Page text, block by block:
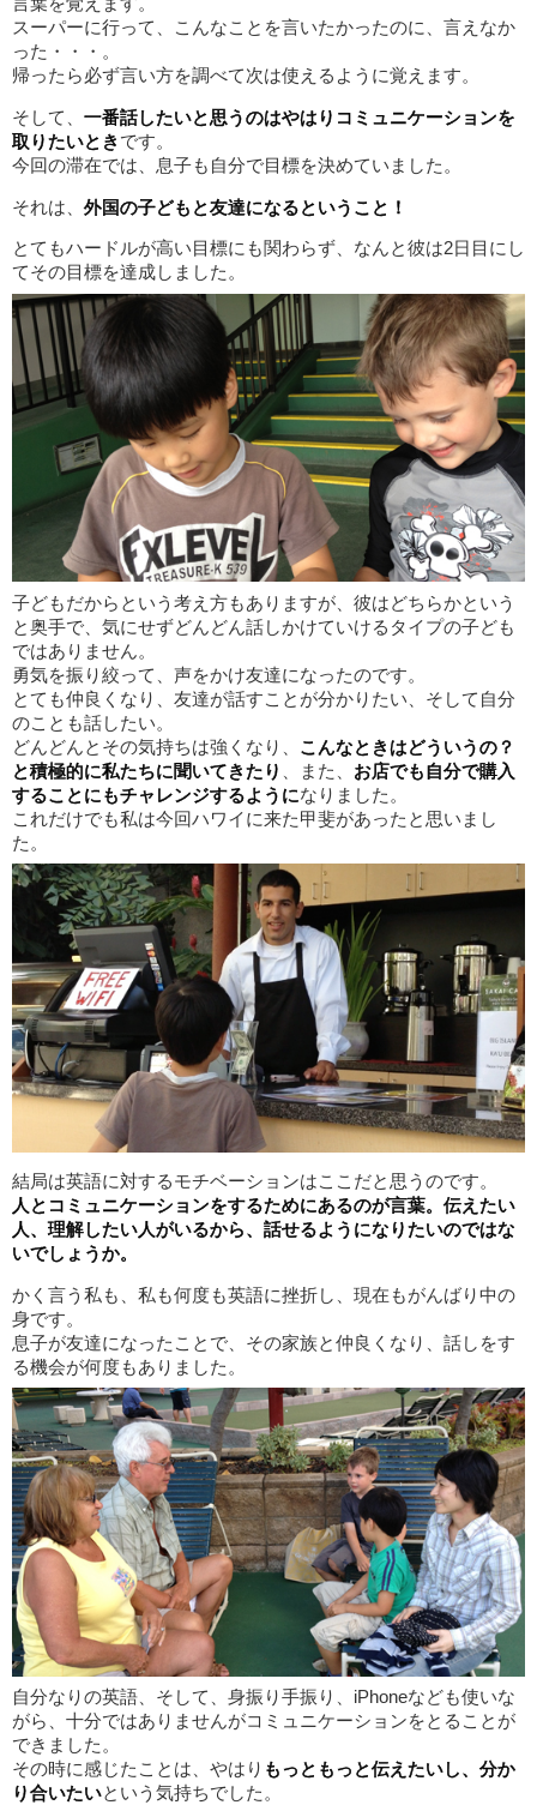
言葉を覚えます。
スーパーに行って、こんなことを言いたかったのに、言えなか
った・・・。
帰ったら必ず言い方を調べて次は使えるように覚えます。
そして、 一番話したいと思うのはやはりコミュニケーションを
取りたいとき です。
今回の滞在では、息子も自分で目標を決めていました。
それは、外国の子どもと友達になるということ！
とてもハードルが高い目標にも関わらず、なんと彼は2日目にし
てその目標を達成しました。
子どもだからという考え方もありますが、彼はどちらかという
と奥手で、気にせずどんどん話しかけていけるタイプの子ども
ではありません。
勇気を振り絞って、声をかけ友達になったのです。
とても仲良くなり、友達が話すことが分かりたい、そして自分
のことも話したい。
どんどんとその気持ちは強くなり、 こんなときはどういうの？
と積極的に私たちに聞いてきたり
、また、 お店でも自分で購入
することにもチャレンジするようになりました。
これだけでも私は今回ハワイに来た甲斐があったと思いまし
た。
結局は英語に対するモチベーションはここだと思うのです。
人とコミュニケーションをするためにあるのが言葉。伝えたい
人、理解したい人がいるから、話せるようになりたいのではな
いでしょうか。
かく言う私も、私も何度も英語に挫折し、現在もがんばり中の
身です。
息子が友達になったことで、その家族と仲良くなり、話しをす
る機会が何度もありました。
自分なりの英語、そして、身振り手振り、iPhoneなども使いな
がら、十分ではありませんがコミュニケーションをとることが
できました。
その時に感じたことは、やはり もっともっと伝えたいし、分か
り合いたいという気持ちでした。